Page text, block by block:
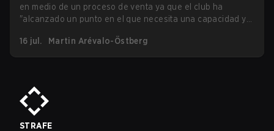
mostró feliz de compartir ideas sobre los 10 años de
sostenibilidad de Rainbow Six, cómo opera el equipo para
dar una visión más general sobre los esports y los
eventos de esports.
en medio de un proceso de venta ya que el club ha
"alcanzado un punto en el que necesita una capacidad y
crecientes costos operativos en esports y los informes
recientes que han surgido sobre salarios impagos en
fans de la organización.
16 jul. Martin Arévalo-Östberg
STRAFE